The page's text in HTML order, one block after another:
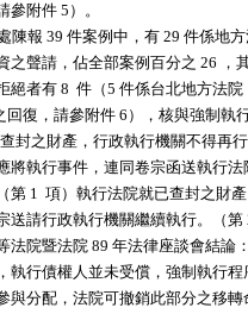
參附件 5）。
處陳報 39 件案例中，有 29 件係地
資之聲請，佔全部案例百分之 26 ，
拒絕者有 8  件（5 件係台北地方法院
之回復，請參附件 6），核與強制執
已查封之財產，行政執行機關不得再行
應將執行事件，連同卷宗函送執行法
（第 1  項）執行法院就已查封之財產
宗送請行政執行機關繼續執行。（第
等法院暨法院 89 年法律座談會結論
，執行債權人並未受償，強制執行程
參與分配，法院可撤銷此部分之移轉